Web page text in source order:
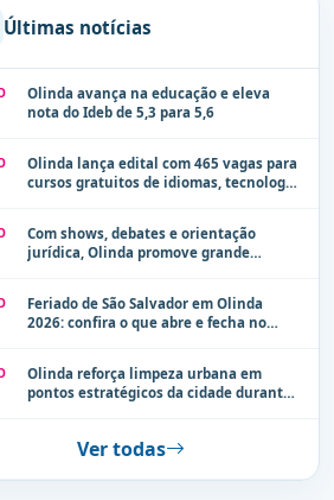
Últimas notícias
Olinda avança na educação e eleva
nota do Ideb de 5,3 para 5,6
Olinda lança edital com 465 vagas para
cursos gratuitos de idiomas, tecnologia
Com shows, debates e orientação
jurídica, Olinda promove grande
Feriado de São Salvador em Olinda
2026: confira o que abre e fecha no
Olinda reforça limpeza urbana em
pontos estratégicos da cidade durante
Ver todas